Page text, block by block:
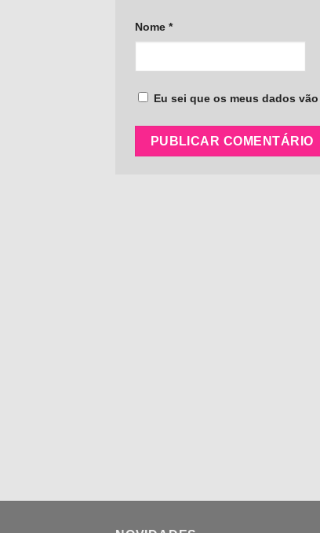
Nome *
Eu sei que os meus dados